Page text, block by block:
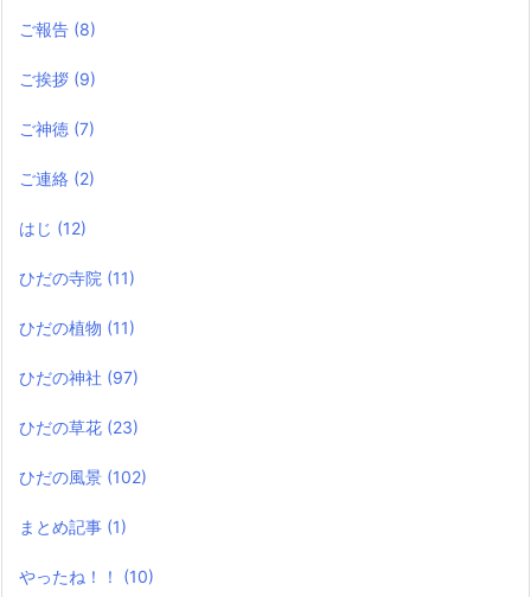
ご報告 (8)
ご挨拶 (9)
ご神徳 (7)
ご連絡 (2)
はじ (12)
ひだの寺院 (11)
ひだの植物 (11)
ひだの神社 (97)
ひだの草花 (23)
ひだの風景 (102)
まとめ記事 (1)
やったね！！ (10)